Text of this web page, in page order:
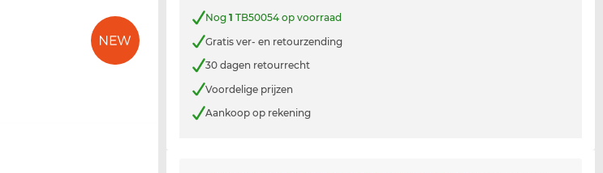
Nog1 TB50054 op voorraad
Gratis ver- en retourzending
30 dagen retourrecht
Voordelige prijzen
Aankoop op rekening